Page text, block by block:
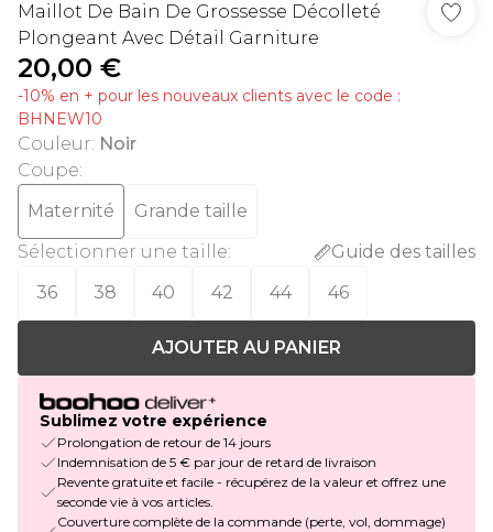
Maillot De Bain De Grossesse Décolleté
Plongeant Avec Détail Garniture
20,00 €
-10% en + pour les nouveaux clients avec le code :
BHNEW10
Couleur: Noir
Coupe:
Maternité
Grande taille
Sélectionner une taille:
Guide des tailles
36
38 40 42 44 46
AJOUTER AU PANIER
Sublimez votre expérience
Prolongation de retour de 14 jours
Indemnisation de 5 € par jour de retard de livraison
Revente gratuite et facile - récupérez de la valeur et offrez une
seconde vie à vos articles.
Couverture complète de la commande (perte, vol, dommage)